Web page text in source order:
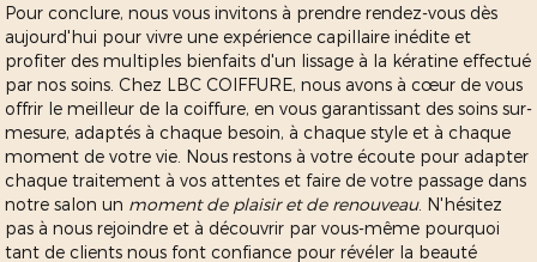
Pour conclure, nous vous invitons à prendre rendez-vous dès
aujourd'hui pour vivre une expérience capillaire inédite et
profiter des multiples bienfaits d'un lissage à la kératine effectué
par nos soins. Chez LBC COIFFURE, nous avons à cœur de vous
offrir le meilleur de la coiffure, en vous garantissant des soins sur-
mesure, adaptés à chaque besoin, à chaque style et à chaque
moment de votre vie. Nous restons à votre écoute pour adapter
chaque traitement à vos attentes et faire de votre passage dans
notre salon un moment de plaisir et de renouveau. N'hésitez
pas à nous rejoindre et à découvrir par vous-même pourquoi
tant de clients nous font confiance pour révéler la beauté